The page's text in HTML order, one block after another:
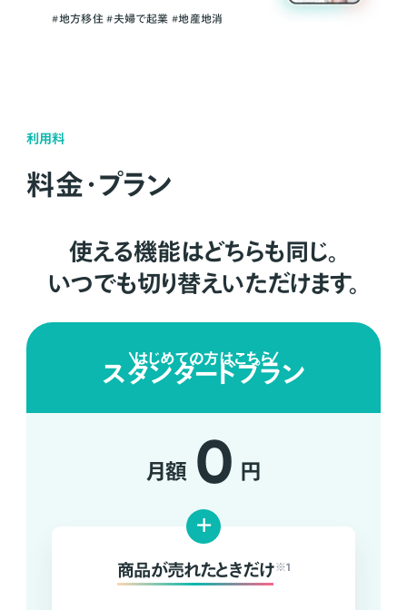
#地方移住 #夫婦で起業 #地産地消
利用料
料金・プラン
使える機能はどちらも同じ。
いつでも切り替えいただけます。
はじめての方はこちら
スタンダードプラン
月額 0 円
+
商品が売れたときだけ ※1